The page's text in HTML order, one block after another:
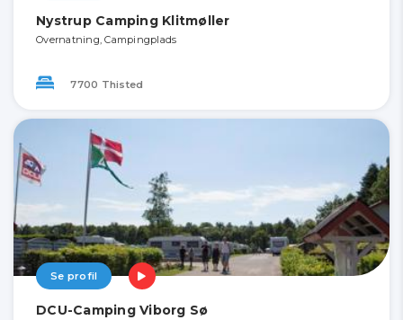
Nystrup Camping Klitmøller
Overnatning, Campingplads
7700 Thisted
Se profil
DCU-Camping Viborg Sø